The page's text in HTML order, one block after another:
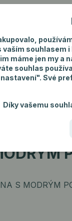
vaším souhlasem
máme jen my a
souhlas
Své
Díky vašemu